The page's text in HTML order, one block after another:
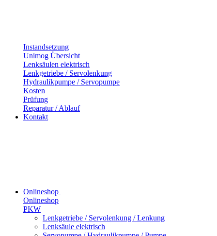
Instandsetzung
Unimog Übersicht
Lenksäulen elektrisch
Lenkgetriebe / Servolenkung
Hydraulikpumpe / Servopumpe
Kosten
Prüfung
Reparatur / Ablauf
Kontakt
Onlineshop
Onlineshop
PKW
Lenkgetriebe / Servolenkung / Lenkung
Lenksäule elektrisch